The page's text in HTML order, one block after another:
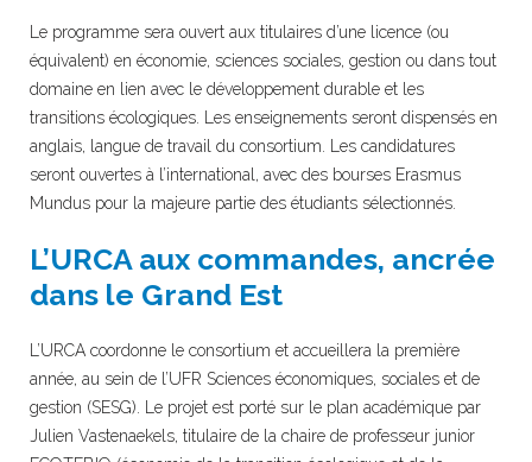
Le programme sera ouvert aux titulaires d’une licence (ou
équivalent) en économie, sciences sociales, gestion ou dans tout
domaine en lien avec le développement durable et les
transitions écologiques. Les enseignements seront dispensés en
anglais, langue de travail du consortium. Les candidatures
seront ouvertes à l’international, avec des bourses Erasmus
Mundus pour la majeure partie des étudiants sélectionnés.
L’URCA aux commandes, ancrée
dans le Grand Est
L’URCA coordonne le consortium et accueillera la première
année, au sein de l’UFR Sciences économiques, sociales et de
gestion (SESG). Le projet est porté sur le plan académique par
Julien Vastenaekels, titulaire de la chaire de professeur junior